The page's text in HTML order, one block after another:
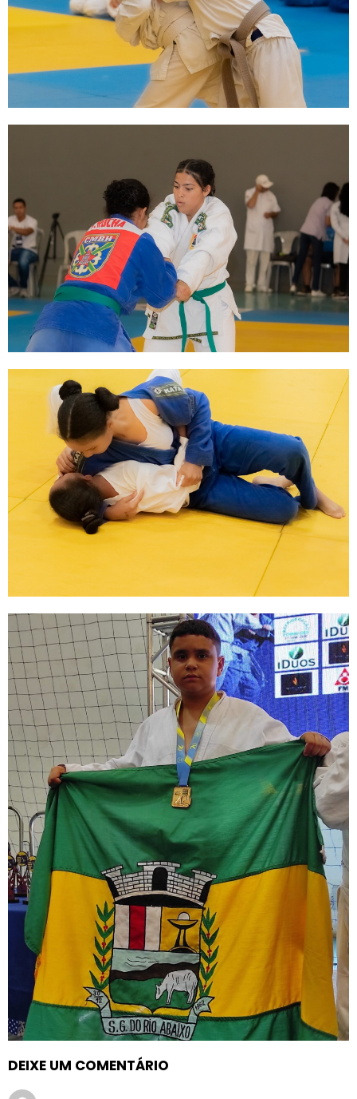
DEIXE UM COMENTÁRIO